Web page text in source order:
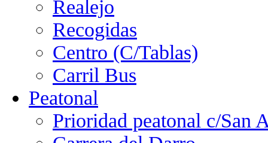
Realejo
Recogidas
Centro (C/Tablas)
Carril Bus
Peatonal
Prioridad peatonal c/San